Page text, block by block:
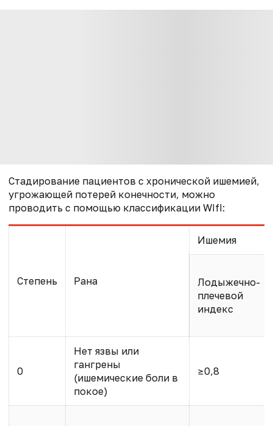
Стадирование пациентов с хронической ишемией,
угрожающей потерей конечности, можно
проводить с помощью классификации WIfI:
Степень Рана
Ишемия
Лодыжечно-
плечевой
индекс
0
Нет язвы или
гангрены
(ишемические боли в
покое)
≥0,8